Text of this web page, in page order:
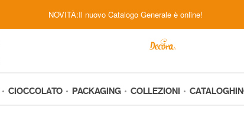
NOVITÀ:Il nuovo Catalogo Generale è online!
CIOCCOLATO PACKAGING COLLEZIONI CATALOGHI